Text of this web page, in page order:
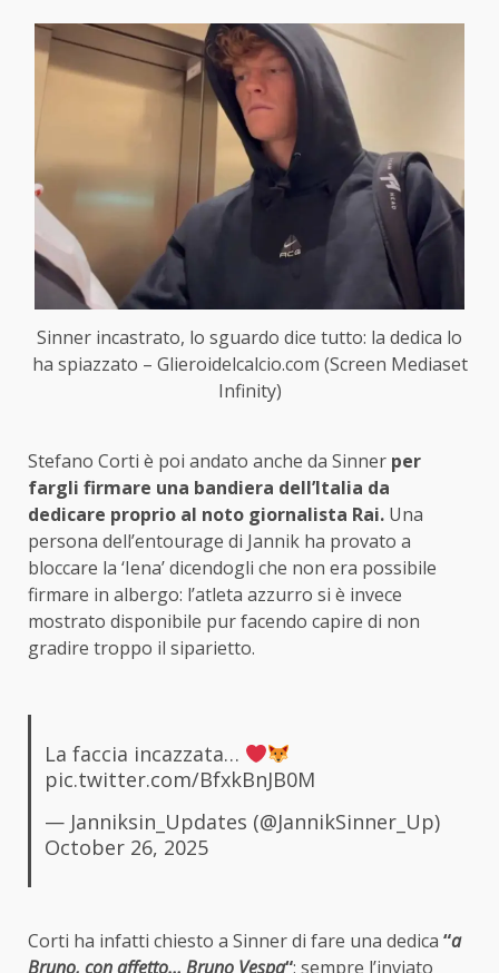
Sinner incastrato, lo sguardo dice tutto: la dedica lo
ha spiazzato – Glieroidelcalcio.com (Screen Mediaset
Infinity)
Stefano Corti è poi andato anche da Sinner per
fargli firmare una bandiera dell’Italia da
dedicare proprio al noto giornalista Rai. Una
persona dell’entourage di Jannik ha provato a
bloccare la ‘Iena’ dicendogli che non era possibile
firmare in albergo: l’atleta azzurro si è invece
mostrato disponibile pur facendo capire di non
gradire troppo il siparietto.
La faccia incazzata…
pic.twitter.com/BfxkBnJB0M
— Janniksin_Updates (@JannikSinner_Up)
October 26, 2025
Corti ha infatti chiesto a Sinner di fare una dedica “a
Bruno, con affetto… Bruno Vespa“: sempre l’inviato